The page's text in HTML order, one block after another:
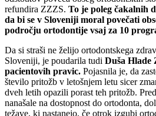
refundira ZZZS. To je poleg čakalnih
da bi se v Sloveniji moral povečati
področju ortodontije vsaj za 10
Da si straši ne želijo ortodontskega
Sloveniji, je poudarila tudi Duša Hlade
pacientovih pravic. Pojasnila je, da
število pritožb v letošnjem letu sicer
dveh letih opazili porast teh pritožb.
nanašale na dostopnost do ortodonta,
težave, ki nastanejo, če otrok izgubi